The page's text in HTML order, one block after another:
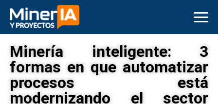
Minería inteligente: 3
formas en que automatizar
procesos está
modernizando el sector